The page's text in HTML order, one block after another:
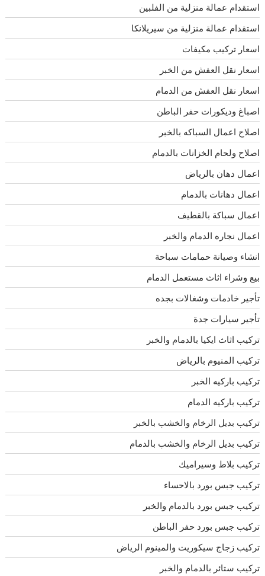
استقدام عمالة منزلية من الفلبين
استقدام عمالة منزلية من سيريلانكا
اسعار تركيب مكيفات
اسعار نقل العفش من الخبر
اسعار نقل العفش من الدمام
اصباغ وديكورات حفر الباطن
اصلاح اعمال السباكه بالخبر
اصلاح ولحام الخزانات بالدمام
اعمال دهان بالرياض
اعمال دهانات بالدمام
اعمال سباكة بالقطيف
اعمال نجاره الدمام والخبر
انشاء وصيانة حمامات سباحة
بيع وشراء اثاث مستعمل الدمام
تأجير خادمات وشغالات بجده
تأجير سيارات جدة
تركيب اثاث ايكيا بالدمام والخبر
تركيب المنيوم بالرياض
تركيب باركيه الخبر
تركيب باركيه الدمام
تركيب بديل الرخام والخشب بالخبر
تركيب بديل الرخام والخشب بالدمام
تركيب بلاط وسيراميك
تركيب جبس بورد بالاحساء
تركيب جبس بورد بالدمام والخبر
تركيب جبس بورد حفر الباطن
تركيب زجاج سيكوريت والمينوم الرياض
تركيب ستائر بالدمام والخبر